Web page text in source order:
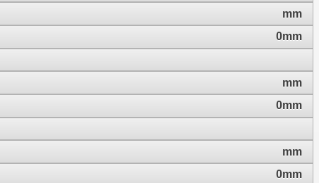
mm
0mm
mm
0mm
mm
0mm